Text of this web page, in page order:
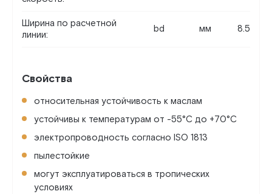
Ширина по расчетной
линии:
bd мм 8.5
Свойства
относительная устойчивость к маслам
устойчивы к температурам от -55°C до +70°C
электропроводность согласно ISO 1813
пылестойкие
могут эксплуатироваться в тропических
условиях